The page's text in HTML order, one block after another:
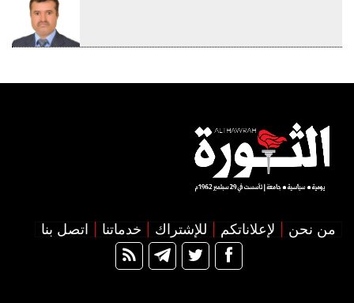
من نحن لإعلاناتكم للإشتراك خدماتنا اتصل بنا